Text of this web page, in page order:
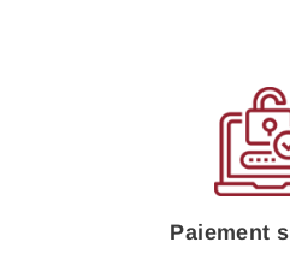
Paiement